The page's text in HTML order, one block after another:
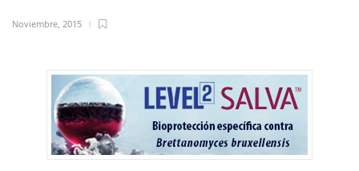
Noviembre, 2015